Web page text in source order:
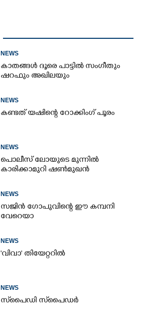
NEWS
കാതങ്ങൾ ദൂരെ പാട്ടിൽ സംഗീതും
ഷറഫും അഖിലയും
NEWS
കണ്ടത് യഷിന്റെ റോക്കിംഗ് പൂരം
NEWS
പൊലീസ് ലോയുടെ മുന്നിൽ
കാരിക്കാമുറി ഷൺമുഖൻ
NEWS
സജിൻ ഗോപുവിന്റെ ഈ കമ്പനി
വേറെയാ
NEWS
'വിവാ' തിയേറ്ററിൽ
NEWS
സ്‌പൈ‌ഡി സ്‌പൈ‌ഡർ